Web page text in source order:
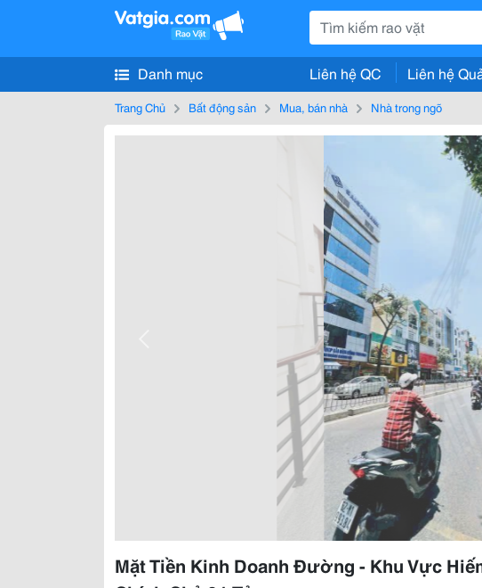
Danh mục Liên hệ QC Liên hệ
Trang Chủ Bất động sản Mua, bán nhà Nhà trong ngõ
Mặt Tiền Kinh Doanh Đường - Khu Vực